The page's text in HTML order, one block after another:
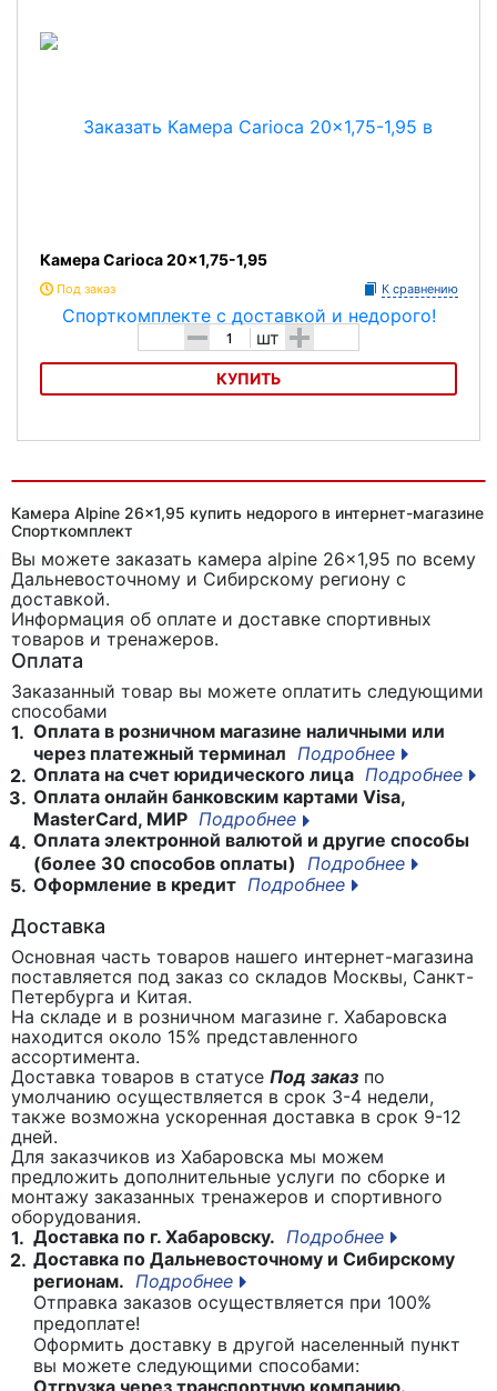
Камера Carioca 20x1,75-1,95
Под заказ К сравнению
- шт +
КУПИТЬ
Камера Alpine 26x1,95 купить недорого в интернет-магазине
Спорткомплект
Вы можете заказать камера alpine 26x1,95 по всему
Дальневосточному и Сибирскому региону с
доставкой.
Информация об оплате и доставке спортивных
товаров и тренажеров.
Оплата
Заказанный товар вы можете оплатить следующими
способами
1. Оплата в розничном магазине наличными или
через платежный терминал Подробнее
2. Оплата на счет юридического лица Подробнее
3. Оплата онлайн банковским картами Visa,
MasterCard, МИР Подробнее
4. Оплата электронной валютой и другие способы
(более 30 способов оплаты)
Подробнее
5. Оформление в кредит Подробнее
Доставка
Основная часть товаров нашего интернет-магазина
поставляется под заказ со складов Москвы, Санкт-
Петербурга и Китая.
На складе и в розничном магазине г. Хабаровска
находится около 15% представленного
ассортимента.
Доставка товаров в статусе Под заказ по
умолчанию осуществляется в срок 3-4 недели,
также возможна ускоренная доставка в срок 9-12
дней.
Для заказчиков из Хабаровска мы можем
предложить дополнительные услуги по сборке и
монтажу заказанных тренажеров и спортивного
оборудования.
1. Доставка по г. Хабаровску. Подробнее
2. Доставка по Дальневосточному и Сибирскому
регионам. Подробнее
Отправка заказов осуществляется при 100%
предоплате!
Оформить доставку в другой населенный пункт
вы можете следующими способами:
Отгрузка через транспортную компанию.